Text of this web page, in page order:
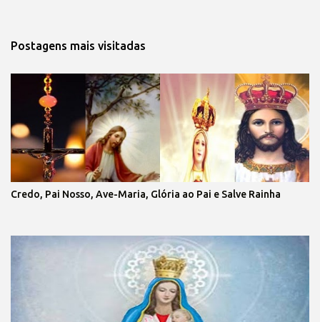
Postagens mais visitadas
Credo, Pai Nosso, Ave-Maria, Glória ao Pai e Salve Rainha